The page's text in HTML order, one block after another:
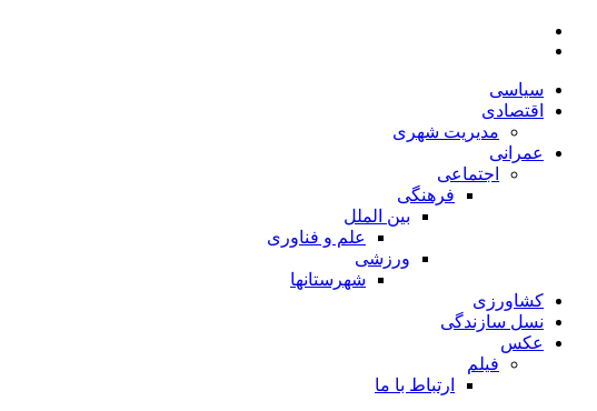
سیاسی
اقتصادی
مدیریت شهری
عمرانی
اجتماعی
فرهنگی
بین الملل
علم و فناوری
ورزشی
شهرستانها
کشاورزی
نسل سازندگی
عکس
فیلم
ارتباط با ما